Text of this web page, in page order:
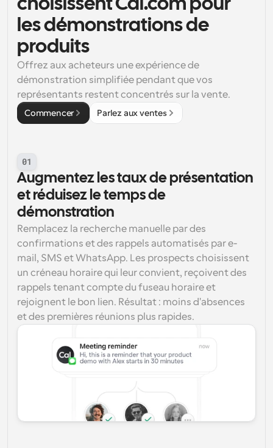
choisissent Cal.com pour
les démonstrations de
produits
Offrez aux acheteurs une expérience de
démonstration simplifiée pendant que vos
représentants restent concentrés sur la vente.
Commencer Parlez aux ventes
01
Augmentez les taux de présentation
et réduisez le temps de
démonstration
Remplacez la recherche manuelle par des
confirmations et des rappels automatisés par e-
mail, SMS et WhatsApp. Les prospects choisissent
un créneau horaire qui leur convient, reçoivent des
rappels tenant compte du fuseau horaire et
rejoignent le bon lien. Résultat : moins d'absences
et des premières réunions plus rapides.